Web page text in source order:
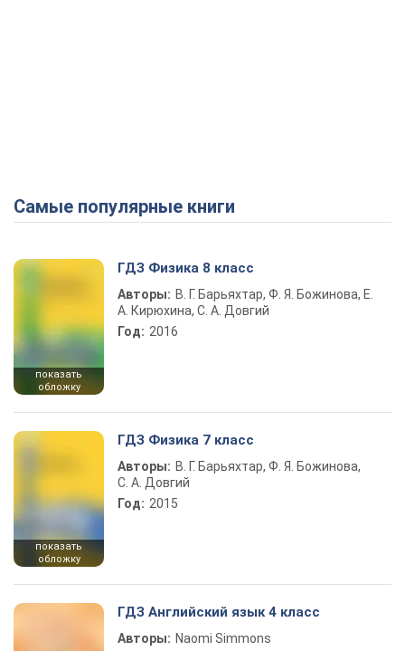
Самые популярные книги
показать
обложку
ГДЗ Физика 8 класс
Авторы: В. Г. Барьяхтар, Ф. Я. Божинова, Е.
А. Кирюхина, С. А. Довгий
Год: 2016
показать
обложку
ГДЗ Физика 7 класс
Авторы: В. Г. Барьяхтар, Ф. Я. Божинова,
С. А. Довгий
Год: 2015
ГДЗ Английский язык 4 класс
Авторы: Naomi Simmons